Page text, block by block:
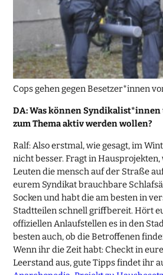
Cops gehen gegen Besetzer*innen
DA: Was können
zum Thema aktiv werden wollen?
Ralf: Also erstmal, wie gesagt, im
nicht besser. Fragt in
Leuten die mensch auf der Straße
eurem Syndikat brauchbare
Socken und habt die am besten in
Stadtteilen schnell griffbereit. Hört
offiziellen Anlaufstellen es in den
besten auch, ob die Betroffenen
Wenn ihr die Zeit habt: Checkt in
Leerstand aus, gute Tipps findet ihr